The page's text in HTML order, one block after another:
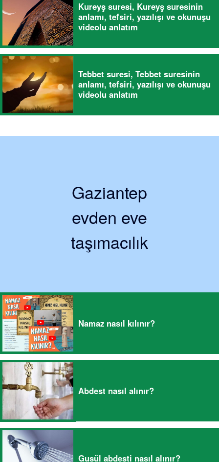
Kureyş suresi, Kureyş suresinin
anlamı, tefsiri, yazılışı ve okunuşu
videolu anlatım
Tebbet suresi, Tebbet suresinin
anlamı, tefsiri, yazılışı ve okunuşu
videolu anlatım
Gaziantep
evden eve
taşımacılık
Namaz nasıl kılınır?
Abdest nasıl alınır?
Gusül abdesti nasıl alınır?